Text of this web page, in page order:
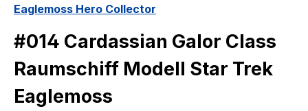
Eaglemoss Hero Collector
#014 Cardassian Galor Class
Raumschiff Modell Star Trek
Eaglemoss